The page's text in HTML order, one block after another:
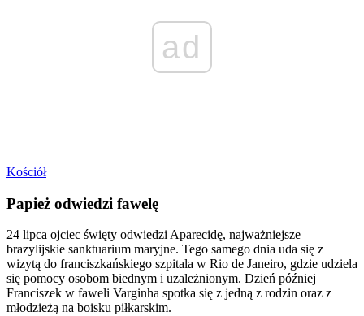
ad
Kościół
Papież odwiedzi fawelę
24 lipca ojciec święty odwiedzi Aparecidę, najważniejsze
brazylijskie sanktuarium maryjne. Tego samego dnia uda się z
wizytą do franciszkańskiego szpitala w Rio de Janeiro, gdzie udziela
się pomocy osobom biednym i uzależnionym. Dzień później
Franciszek w faweli Varginha spotka się z jedną z rodzin oraz z
młodzieżą na boisku piłkarskim.